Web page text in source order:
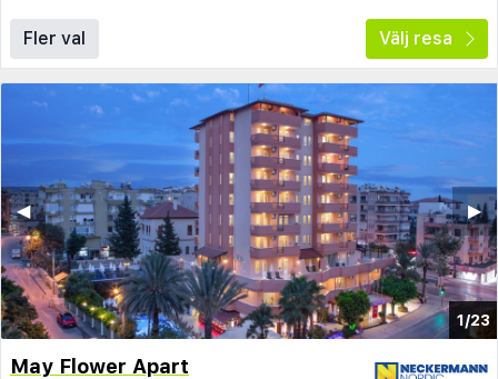
Fler val Välj resa
1/23
▶︎
◀︎
May Flower Apart